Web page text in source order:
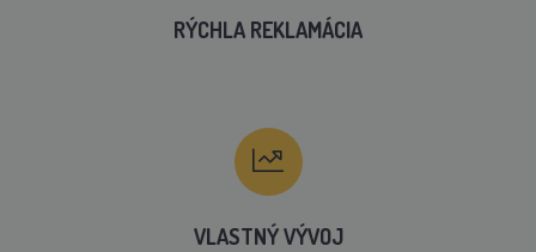
RÝCHLA REKLAMÁCIA
VLASTNÝ VÝVOJ